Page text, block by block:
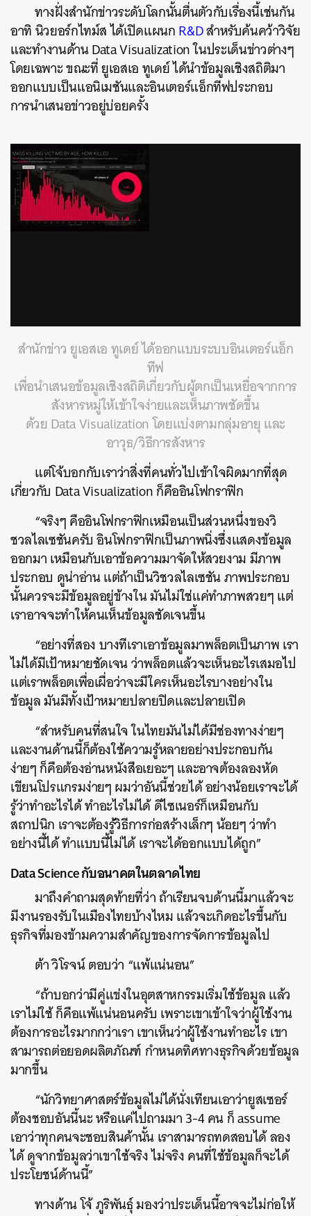
ทางฝั่งสำนักข่าวระดับโลกนั้นตื่นตัวกับเรื่องนี้เช่นกัน
อาทิ นิวยอร์กไทม์ส ได้เปิดแผนกR&Dสำหรับค้นคว้าวิจัย
และทำงานด้าน Data Visualization ในประเด็นข่าวต่างๆ
โดยเฉพาะ ขณะที่ ยูเอสเอ ทูเดย์ ได้นำข้อมูลเชิงสถิติมา
ออกแบบเป็นแอนิเมชันและอินเตอร์แอ็กทีฟประกอบ
การนำเสนอข่าวอยู่บ่อยครั้ง
สำนักข่าว ยูเอสเอ ทูเดย์ ได้ออกแบบระบบอินเตอร์แอ็ก
ทีฟ
เพื่อนำเสนอข้อมูลเชิงสถิติเกี่ยวกับผู้ตกเป็นเหยื่อจากการ
สังหารหมู่ให้เข้าใจง่ายและเห็นภาพชัดขึ้น
ด้วย Data Visualization โดยแบ่งตามกลุ่มอายุ และ
อาวุธ/วิธีการสังหาร
แต่โจ้บอกกับเราว่าสิ่งที่คนทั่วไปเข้าใจผิดมากที่สุด
เกี่ยวกับ Data Visualization ก็คืออินโฟกราฟิก
“จริงๆ คืออินโฟกราฟิกเหมือนเป็นส่วนหนึ่งของวิ
ชวลไลเซชันครับ อินโฟกราฟิกเป็นภาพนิ่งซึ่งแสดงข้อมูล
ออกมา เหมือนกับเอาข้อความมาจัดให้สวยงาม มีภาพ
ประกอบ ดูน่าอ่าน แต่ถ้าเป็นวิชวลไลเซชัน ภาพประกอบ
นั้นควรจะมีข้อมูลอยู่ข้างใน มันไม่ใช่แค่ทำภาพสวยๆ แต่
เราอาจจะทำให้คนเห็นข้อมูลชัดเจนขึ้น
“อย่างที่สอง บางทีเราเอาข้อมูลมาพล็อตเป็นภาพ เรา
ไม่ได้มีเป้าหมายชัดเจน ว่าพล็อตแล้วจะเห็นอะไรเสมอไป
แต่เราพล็อตเพื่อเผื่อว่าจะมีใครเห็นอะไรบางอย่างใน
ข้อมูล มันมีทั้งเป้าหมายปลายปิดและปลายเปิด
“สำหรับคนที่สนใจ ในไทยมันไม่ได้มีช่องทางง่ายๆ
และงานด้านนี้ก็ต้องใช้ความรู้หลายอย่างประกอบกัน
ง่ายๆ ก็คือต้องอ่านหนังสือเยอะๆ และอาจต้องลองหัด
เขียนโปรแกรมง่ายๆ ผมว่าอันนี้ช่วยได้ อย่างน้อยเราจะได้
รู้ว่าทำอะไรได้ ทำอะไรไม่ได้ ดีไซเนอร์ก็เหมือนกับ
สถาปนิก เราจะต้องรู้วิธีการก่อสร้างเล็กๆ น้อยๆ ว่าทำ
อย่างนี้ได้ ทำแบบนี้ไม่ได้ เราจะได้ออกแบบได้ถูก”
Data Science กับอนาคตในตลาดไทย
มาถึงคำถามสุดท้ายที่ว่า ถ้าเรียนจบด้านนี้มาแล้วจะ
มีงานรองรับในเมืองไทยบ้างไหม แล้วจะเกิดอะไรขึ้นกับ
ธุรกิจที่มองข้ามความสำคัญของการจัดการข้อมูลไป
ต้า วิโรจน์ ตอบว่า “แพ้แน่นอน”
“ถ้าบอกว่ามีคู่แข่งในอุตสาหกรรมเริ่มใช้ข้อมูล แล้ว
เราไม่ใช้ ก็คือแพ้แน่นอนครับ เพราะเขาเข้าใจว่าผู้ใช้งาน
ต้องการอะไรมากกว่าเรา เขาเห็นว่าผู้ใช้งานทำอะไร เขา
สามารถต่อยอดผลิตภัณฑ์ กำหนดทิศทางธุรกิจด้วยข้อมูล
มากขึ้น
“นักวิทยาศาสตร์ข้อมูลไม่ได้นั่งเทียนเอาว่ายูสเซอร์
ต้องชอบอันนี้นะ หรือแค่ไปถามมา 3-4 คน ก็ assume
เอาว่าทุกคนจะชอบสินค้านั้น เราสามารถทดสอบได้ ลอง
ได้ ดูจากข้อมูลว่าเขาใช้จริง ไม่จริง คนที่ใช้ข้อมูลก็จะได้
ประโยชน์ด้านนี้”
ทางด้าน โจ้ ภูริพันธุ์ มองว่าประเด็นนี้อาจจะไม่ก่อให้